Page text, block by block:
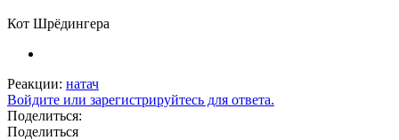
Кот Шрёдингера
Реакции: натач
Войдите или зарегистрируйтесь для ответа.
Поделиться:
Поделиться